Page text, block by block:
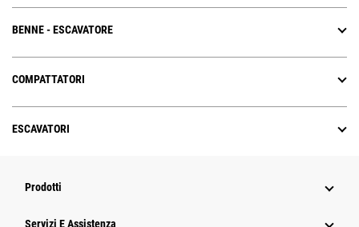
BENNE - ESCAVATORE
COMPATTATORI
ESCAVATORI
Prodotti
Servizi E Assistenza